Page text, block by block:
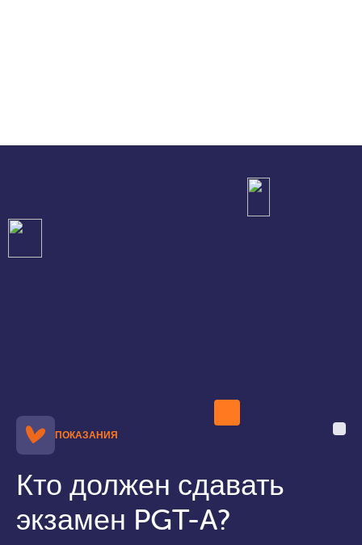
ПОКАЗАНИЯ
Кто должен сдавать
экзамен PGT-A?